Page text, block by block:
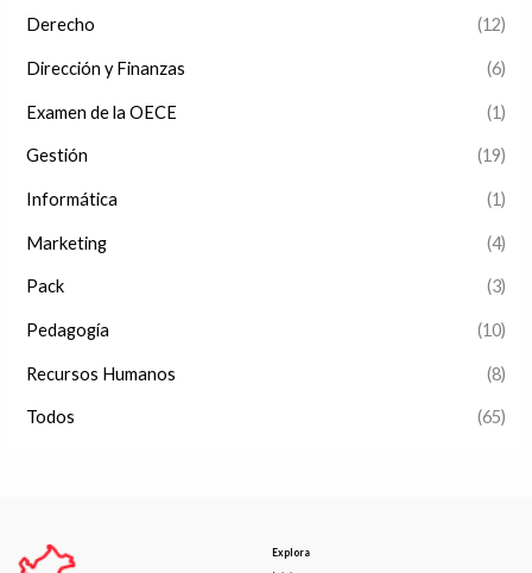
Derecho (12)
Dirección y Finanzas (6)
Examen de la OECE (1)
Gestión (19)
Informática (1)
Marketing (4)
Pack (3)
Pedagogía (10)
Recursos Humanos (8)
Todos (65)
Explora